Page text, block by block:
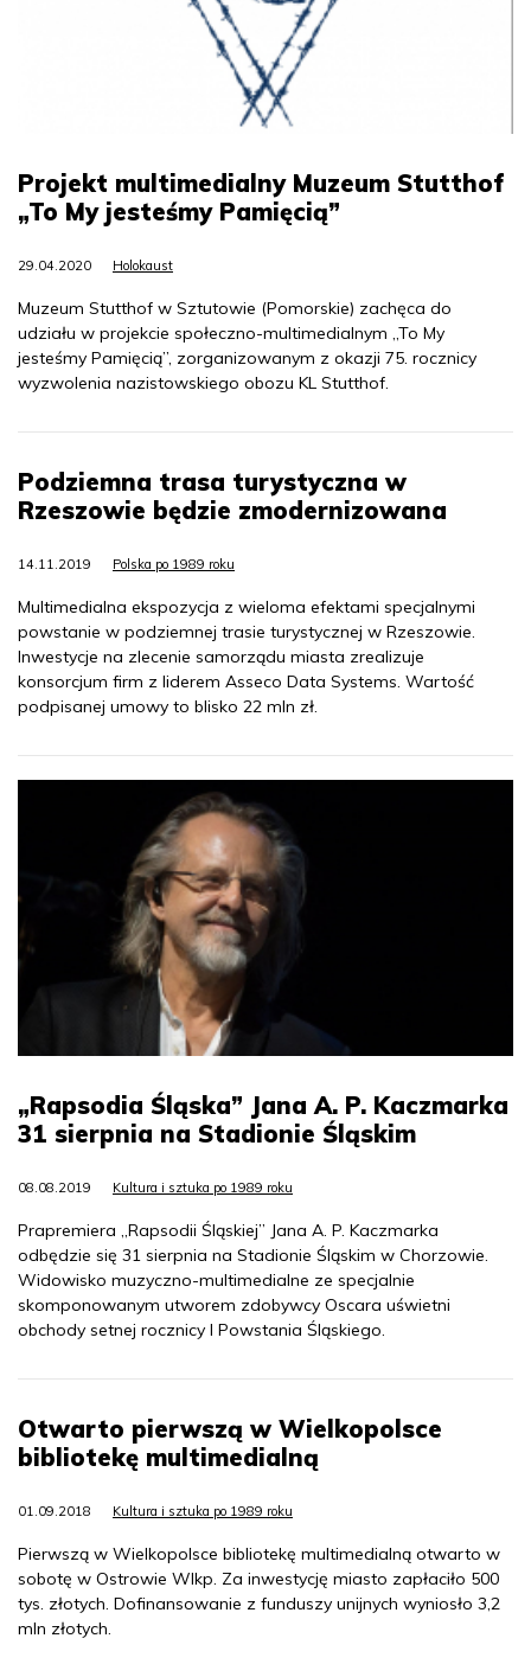
Projekt multimedialny Muzeum Stutthof
„To My jesteśmy Pamięcią”
29.04.2020 Holokaust
Muzeum Stutthof w Sztutowie (Pomorskie) zachęca do
udziału w projekcie społeczno-multimedialnym „To My
jesteśmy Pamięcią”, zorganizowanym z okazji 75. rocznicy
wyzwolenia nazistowskiego obozu KL Stutthof.
Podziemna trasa turystyczna w
Rzeszowie będzie zmodernizowana
14.11.2019 Polska po 1989 roku
Multimedialna ekspozycja z wieloma efektami specjalnymi
powstanie w podziemnej trasie turystycznej w Rzeszowie.
Inwestycje na zlecenie samorządu miasta zrealizuje
konsorcjum firm z liderem Asseco Data Systems. Wartość
podpisanej umowy to blisko 22 mln zł.
„Rapsodia Śląska” Jana A. P. Kaczmarka
31 sierpnia na Stadionie Śląskim
08.08.2019 Kultura i sztuka po 1989 roku
Prapremiera „Rapsodii Śląskiej” Jana A. P. Kaczmarka
odbędzie się 31 sierpnia na Stadionie Śląskim w Chorzowie.
Widowisko muzyczno-multimedialne ze specjalnie
skomponowanym utworem zdobywcy Oscara uświetni
obchody setnej rocznicy I Powstania Śląskiego.
Otwarto pierwszą w Wielkopolsce
bibliotekę multimedialną
01.09.2018 Kultura i sztuka po 1989 roku
Pierwszą w Wielkopolsce bibliotekę multimedialną otwarto w
sobotę w Ostrowie Wlkp. Za inwestycję miasto zapłaciło 500
tys. złotych. Dofinansowanie z funduszy unijnych wyniosło 3,2
mln złotych.